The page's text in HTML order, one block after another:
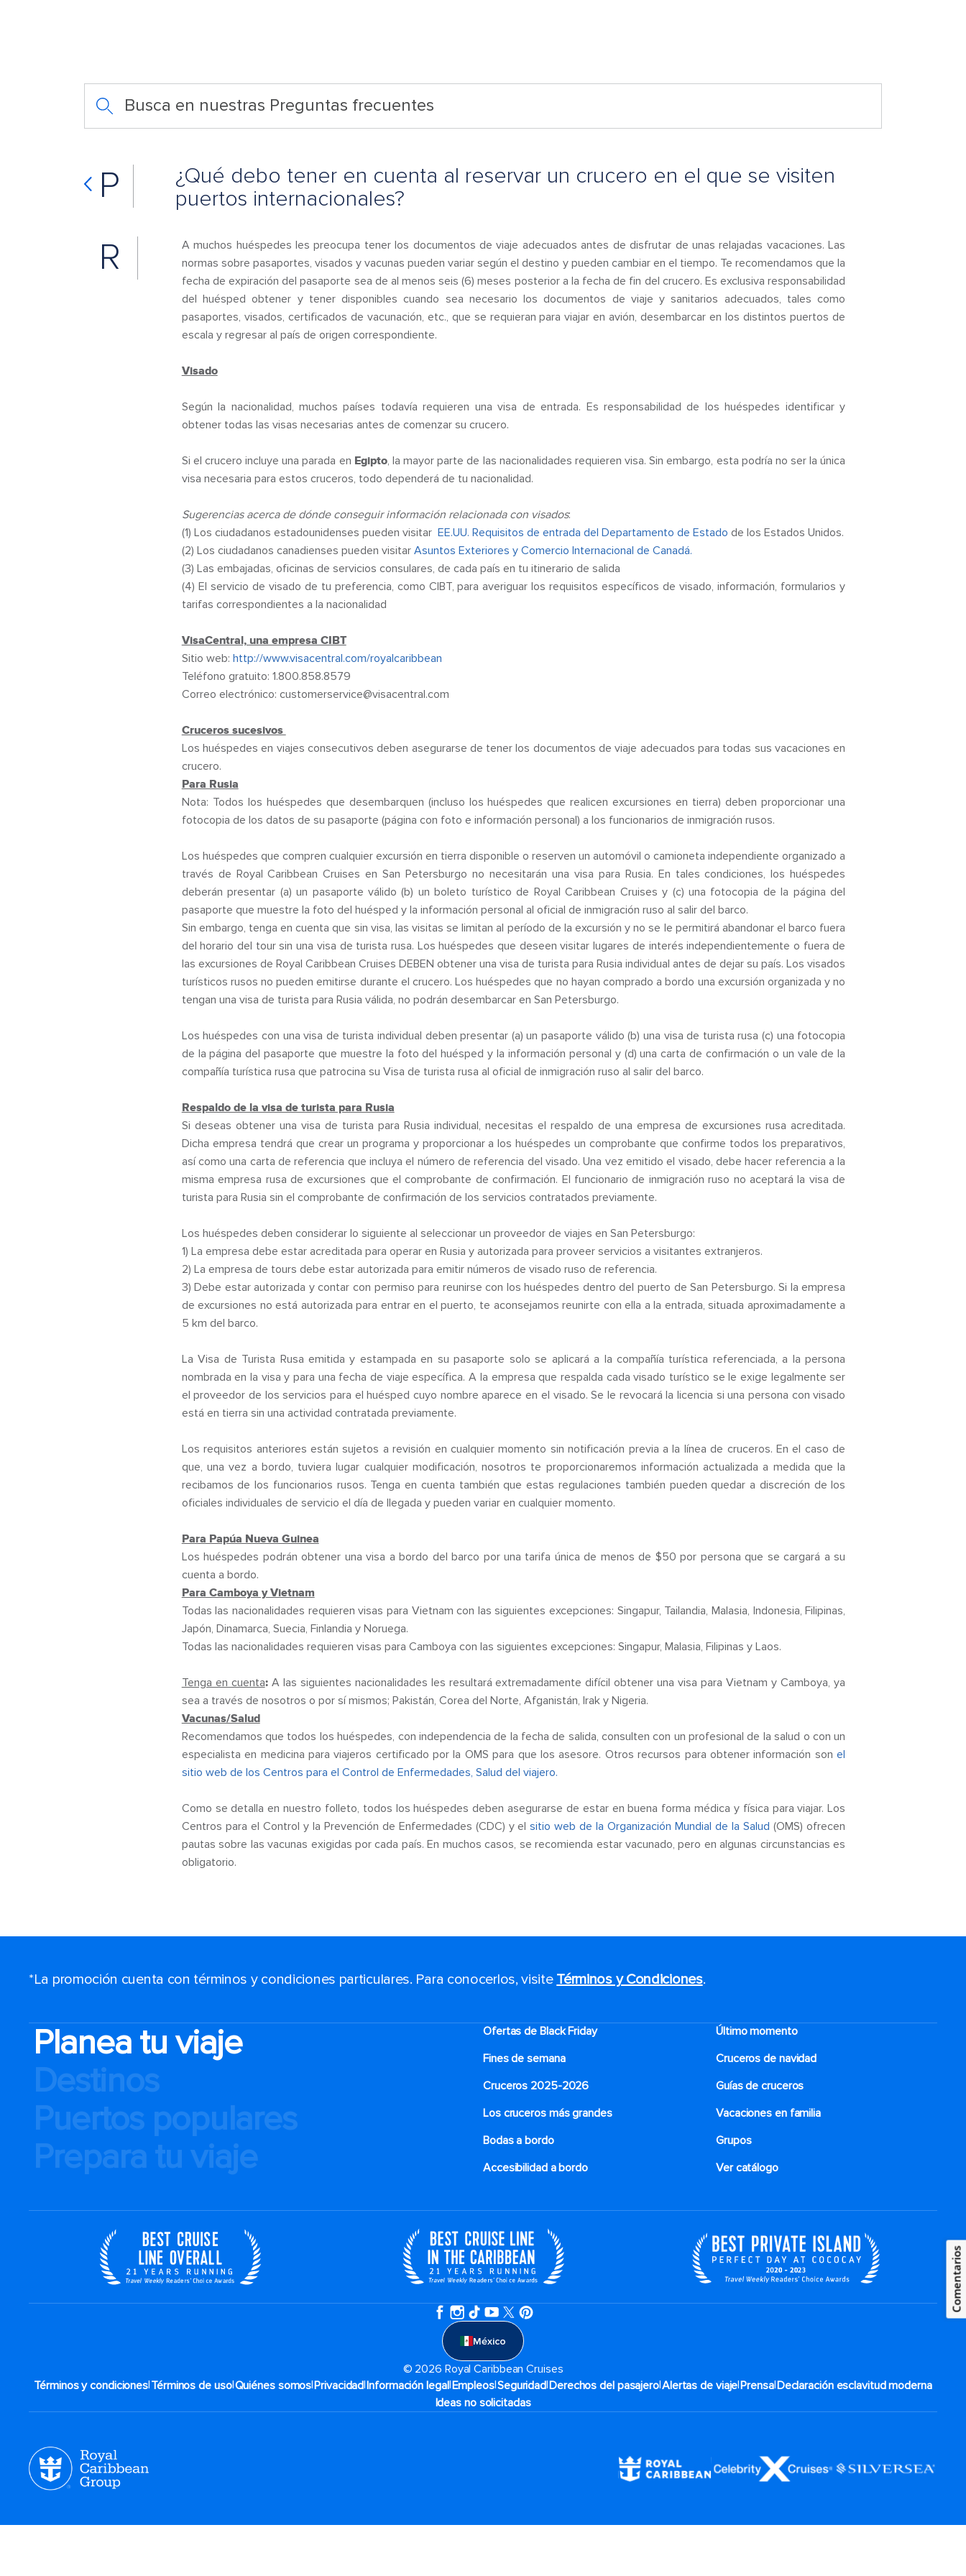
Busca en nuestras Preguntas frecuentes
P
¿Qué debo tener en cuenta al reservar un crucero en el que se visiten
puertos internacionales?
R
A muchos huéspedes les preocupa tener los documentos de viaje adecuados antes de disfrutar de unas relajadas vacaciones. Las
normas sobre pasaportes, visados y vacunas pueden variar según el destino y pueden cambiar en el tiempo. Te recomendamos que la
fecha de expiración del pasaporte sea de al menos seis (6) meses posterior a la fecha de fin del crucero. Es exclusiva responsabilidad
del huésped obtener y tener disponibles cuando sea necesario los documentos de viaje y sanitarios adecuados, tales como
pasaportes, visados, certificados de vacunación, etc., que se requieran para viajar en avión, desembarcar en los distintos puertos de
escala y regresar al país de origen correspondiente.
Visado
Según la nacionalidad, muchos países todavía requieren una visa de entrada. Es responsabilidad de los huéspedes identificar y
obtener todas las visas necesarias antes de comenzar su crucero.
Si el crucero incluye una parada en Egipto, la mayor parte de las nacionalidades requieren visa. Sin embargo, esta podría no ser la única
visa necesaria para estos cruceros, todo dependerá de tu nacionalidad.
Sugerencias acerca de dónde conseguir información relacionada con visados:
(1) Los ciudadanos estadounidenses pueden visitar EE.UU. Requisitos de entrada del Departamento de Estado de los Estados Unidos.
(2) Los ciudadanos canadienses pueden visitar Asuntos Exteriores y Comercio Internacional de Canadá.
(3) Las embajadas, oficinas de servicios consulares, de cada país en tu itinerario de salida
(4) El servicio de visado de tu preferencia, como CIBT, para averiguar los requisitos específicos de visado, información, formularios y
tarifas correspondientes a la nacionalidad
VisaCentral, una empresa CIBT
Sitio web: http://www.visacentral.com/royalcaribbean
Teléfono gratuito: 1.800.858.8579
Correo electrónico: customerservice@visacentral.com
Cruceros sucesivos
Los huéspedes en viajes consecutivos deben asegurarse de tener los documentos de viaje adecuados para todas sus vacaciones en
crucero.
Para Rusia
Nota: Todos los huéspedes que desembarquen (incluso los huéspedes que realicen excursiones en tierra) deben proporcionar una
fotocopia de los datos de su pasaporte (página con foto e información personal) a los funcionarios de inmigración rusos.
Los huéspedes que compren cualquier excursión en tierra disponible o reserven un automóvil o camioneta independiente organizado a
través de Royal Caribbean Cruises en San Petersburgo no necesitarán una visa para Rusia. En tales condiciones, los huéspedes
deberán presentar (a) un pasaporte válido (b) un boleto turístico de Royal Caribbean Cruises y (c) una fotocopia de la página del
pasaporte que muestre la foto del huésped y la información personal al oficial de inmigración ruso al salir del barco.
Sin embargo, tenga en cuenta que sin visa, las visitas se limitan al período de la excursión y no se le permitirá abandonar el barco fuera
del horario del tour sin una visa de turista rusa. Los huéspedes que deseen visitar lugares de interés independientemente o fuera de
las excursiones de Royal Caribbean Cruises DEBEN obtener una visa de turista para Rusia individual antes de dejar su país. Los visados
turísticos rusos no pueden emitirse durante el crucero. Los huéspedes que no hayan comprado a bordo una excursión organizada y no
tengan una visa de turista para Rusia válida, no podrán desembarcar en San Petersburgo.
Los huéspedes con una visa de turista individual deben presentar (a) un pasaporte válido (b) una visa de turista rusa (c) una fotocopia
de la página del pasaporte que muestre la foto del huésped y la información personal y (d) una carta de confirmación o un vale de la
compañía turística rusa que patrocina su Visa de turista rusa al oficial de inmigración ruso al salir del barco.
Respaldo de la visa de turista para Rusia
Si deseas obtener una visa de turista para Rusia individual, necesitas el respaldo de una empresa de excursiones rusa acreditada.
Dicha empresa tendrá que crear un programa y proporcionar a los huéspedes un comprobante que confirme todos los preparativos,
así como una carta de referencia que incluya el número de referencia del visado. Una vez emitido el visado, debe hacer referencia a la
misma empresa rusa de excursiones que el comprobante de confirmación. El funcionario de inmigración ruso no aceptará la visa de
turista para Rusia sin el comprobante de confirmación de los servicios contratados previamente.
Los huéspedes deben considerar lo siguiente al seleccionar un proveedor de viajes en San Petersburgo:
1) La empresa debe estar acreditada para operar en Rusia y autorizada para proveer servicios a visitantes extranjeros.
2) La empresa de tours debe estar autorizada para emitir números de visado ruso de referencia.
3) Debe estar autorizada y contar con permiso para reunirse con los huéspedes dentro del puerto de San Petersburgo. Si la empresa
de excursiones no está autorizada para entrar en el puerto, te aconsejamos reunirte con ella a la entrada, situada aproximadamente a
5 km del barco.
La Visa de Turista Rusa emitida y estampada en su pasaporte solo se aplicará a la compañía turística referenciada, a la persona
nombrada en la visa y para una fecha de viaje específica. A la empresa que respalda cada visado turístico se le exige legalmente ser
el proveedor de los servicios para el huésped cuyo nombre aparece en el visado. Se le revocará la licencia si una persona con visado
está en tierra sin una actividad contratada previamente.
Los requisitos anteriores están sujetos a revisión en cualquier momento sin notificación previa a la línea de cruceros. En el caso de
que, una vez a bordo, tuviera lugar cualquier modificación, nosotros te proporcionaremos información actualizada a medida que la
recibamos de los funcionarios rusos. Tenga en cuenta también que estas regulaciones también pueden quedar a discreción de los
oficiales individuales de servicio el día de llegada y pueden variar en cualquier momento.
Para Papúa Nueva Guinea
Los huéspedes podrán obtener una visa a bordo del barco por una tarifa única de menos de $50 por persona que se cargará a su
cuenta a bordo.
Para Camboya y Vietnam
Todas las nacionalidades requieren visas para Vietnam con las siguientes excepciones: Singapur, Tailandia, Malasia, Indonesia, Filipinas,
Japón, Dinamarca, Suecia, Finlandia y Noruega.
Todas las nacionalidades requieren visas para Camboya con las siguientes excepciones: Singapur, Malasia, Filipinas y Laos.
Tenga en cuenta:A las siguientes nacionalidades les resultará extremadamente difícil obtener una visa para Vietnam y Camboya, ya
sea a través de nosotros o por sí mismos; Pakistán, Corea del Norte, Afganistán, Irak y Nigeria.
Vacunas/Salud
Recomendamos que todos los huéspedes, con independencia de la fecha de salida, consulten con un profesional de la salud o con un
especialista en medicina para viajeros certificado por la OMS para que los asesore. Otros recursos para obtener información sonel
sitio web de los Centros para el Control de Enfermedades, Salud del viajero.
Como se detalla en nuestro folleto, todos los huéspedes deben asegurarse de estar en buena forma médica y física para viajar. Los
Centros para el Control y la Prevención de Enfermedades (CDC) y elsitio web de la Organización Mundial de la Salud (OMS) ofrecen
pautas sobre las vacunas exigidas por cada país. En muchos casos, se recomienda estar vacunado, pero en algunas circunstancias es
obligatorio.
*La promoción cuenta con términos y condiciones particulares. Para conocerlos, visite Términos y Condiciones.
Planea tu viaje
Destinos
Puertos populares
Prepara tu viaje
Ofertas de Black Friday
Último momento
Fines de semana
Cruceros de navidad
Cruceros 2025-2026
Guías de cruceros
Los cruceros más grandes
Vacaciones en familia
Bodas a bordo
Grupos
Accesibilidad a bordo
Ver catálogo
México
© 2026 Royal Caribbean Cruises
Términos y condiciones|Términos de uso|Quiénes somos|Privacidad|Información legal|Empleos|Seguridad|Derechos del pasajero|Alertas de viaje|Prensa|Declaración esclavitud moderna
Ideas no solicitadas
Comentarios